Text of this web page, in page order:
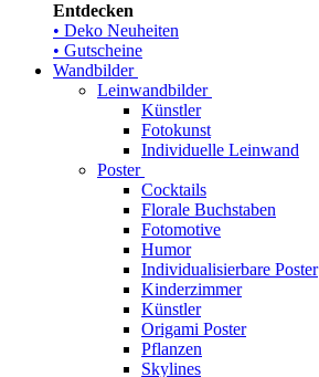
Entdecken
• Deko Neuheiten
• Gutscheine
Wandbilder
Leinwandbilder
Künstler
Fotokunst
Individuelle Leinwand
Poster
Cocktails
Florale Buchstaben
Fotomotive
Humor
Individualisierbare Poster
Kinderzimmer
Künstler
Origami Poster
Pflanzen
Skylines